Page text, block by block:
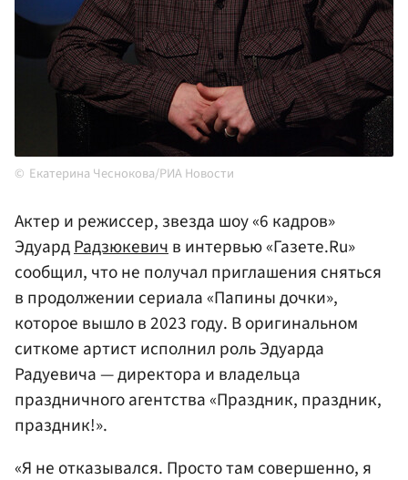
Екатерина Чеснокова/РИА Новости
Актер и режиссер, звезда шоу «6 кадров»
ЭдуардРадзюкевичв интервью «Газете.Ru»
сообщил, что не получал приглашения сняться
в продолжении сериала «Папины дочки»,
которое вышло в 2023 году. В оригинальном
ситкоме артист исполнил роль Эдуарда
Радуевича — директора и владельца
праздничного агентства «Праздник, праздник,
праздник!».
«Я не отказывался. Просто там совершенно, я